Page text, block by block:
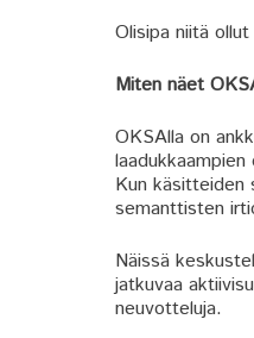
Olisipa niitä
Miten näet
OKSAlla on
Kun käsitteiden
semanttisten
Näissä
jatkuvaa
neuvotteluja.